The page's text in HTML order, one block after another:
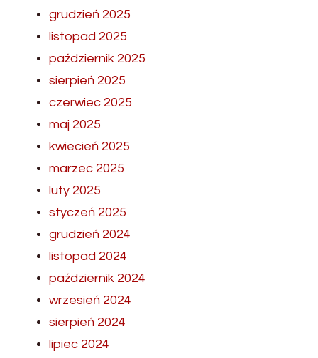
grudzień 2025
listopad 2025
październik 2025
sierpień 2025
czerwiec 2025
maj 2025
kwiecień 2025
marzec 2025
luty 2025
styczeń 2025
grudzień 2024
listopad 2024
październik 2024
wrzesień 2024
sierpień 2024
lipiec 2024